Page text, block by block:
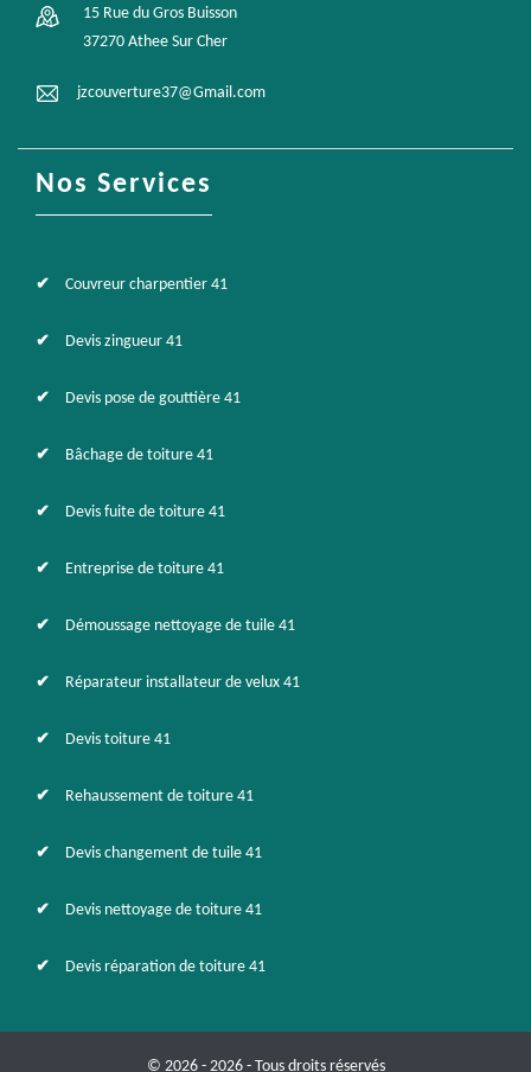
15 Rue du Gros Buisson
37270 Athee Sur Cher
jzcouverture37@Gmail.com
Nos Services
Couvreur charpentier 41
Devis zingueur 41
Devis pose de gouttière 41
Bâchage de toiture 41
Devis fuite de toiture 41
Entreprise de toiture 41
Démoussage nettoyage de tuile 41
Réparateur installateur de velux 41
Devis toiture 41
Rehaussement de toiture 41
Devis changement de tuile 41
Devis nettoyage de toiture 41
Devis réparation de toiture 41
© 2026 - 2026 - Tous droits réservés